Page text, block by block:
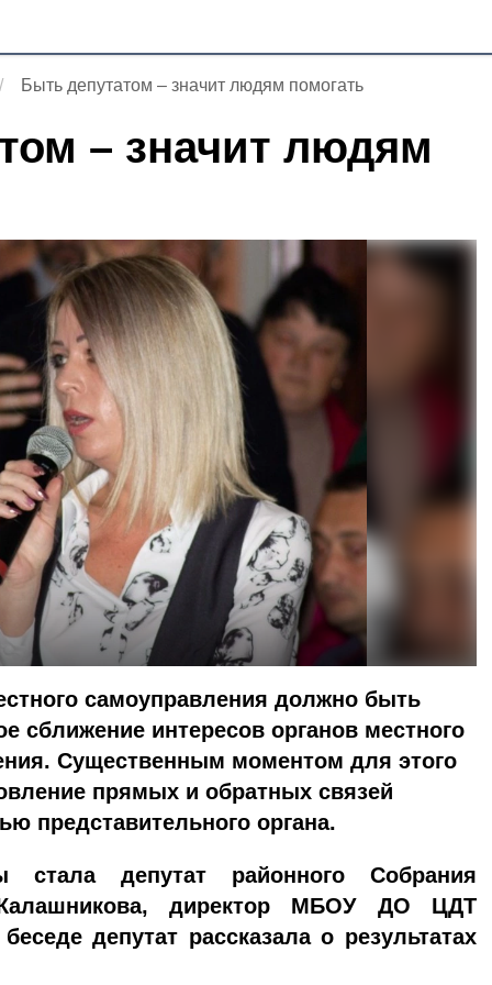
Быть депутатом – значит людям помогать
– значит людям
самоуправления должно быть
сближение интересов органов местного
Существенным моментом для этого
прямых и обратных связей
представительного органа.
стала депутат районного Собрания
директор МБОУ ДО ЦДТ
депутат рассказала о результатах